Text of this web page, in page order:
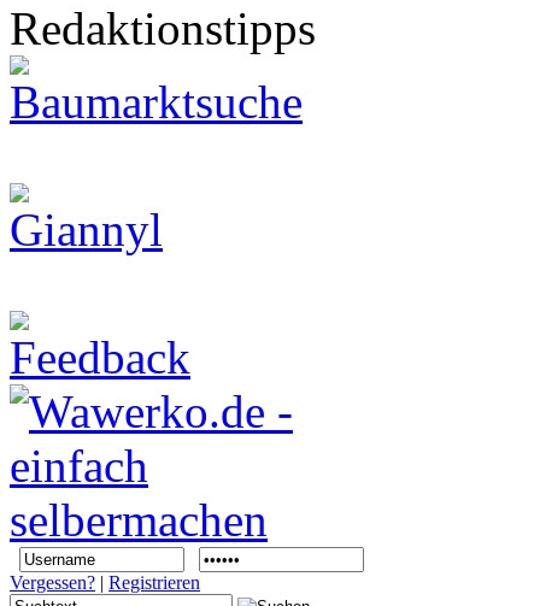
Redaktionstipps
Vergessen? | Registrieren